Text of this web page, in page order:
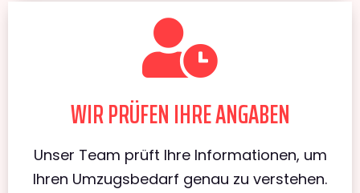
WIR PRÜFEN IHRE ANGABEN
Unser Team prüft Ihre Informationen, um
Ihren Umzugsbedarf genau zu verstehen.